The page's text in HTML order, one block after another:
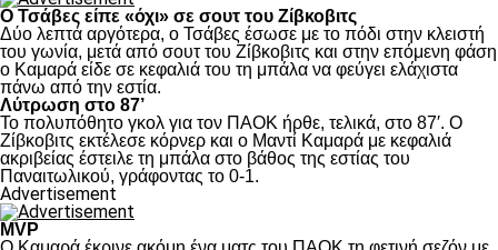
Ο Τσάβες είπε «όχι» σε σουτ του Ζίβκοβιτς
Δύο λεπτά αργότερα, ο Τσάβες έσωσε με το πόδι στην κλειστή
του γωνία, μετά από σουτ του Ζίβκοβιτς και στην επόμενη φάση
ο Καμαρά είδε σε κεφαλιά του τη μπάλα να φεύγει ελάχιστα
πάνω από την εστία.
Λύτρωση στο 87’
Το πολυπόθητο γκολ για τον ΠΑΟΚ ήρθε, τελικά, στο 87′. Ο
Ζίβκοβιτς εκτέλεσε κόρνερ και ο Μαντί Καμαρά με κεφαλιά
ακριβείας έστειλε τη μπάλα στο βάθος της εστίας του
Παναιτωλικού, γράφοντας το 0-1.
Advertisement
MVP